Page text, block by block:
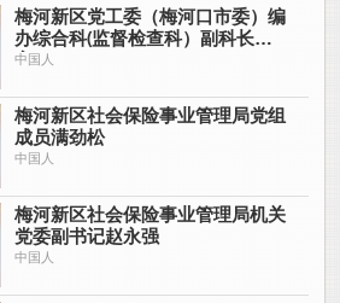
梅河新区党工委（梅河口市委）编
办综合科(监督检查科）副科长王
亮
中国人
梅河新区社会保险事业管理局党组
成员满劲松
中国人
梅河新区社会保险事业管理局机关
党委副书记赵永强
中国人